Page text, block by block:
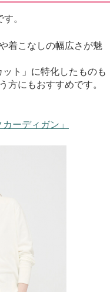
。
着こなしの幅広さが魅
ト」に特化したものも
方にもおすすめです。
ーディガン」